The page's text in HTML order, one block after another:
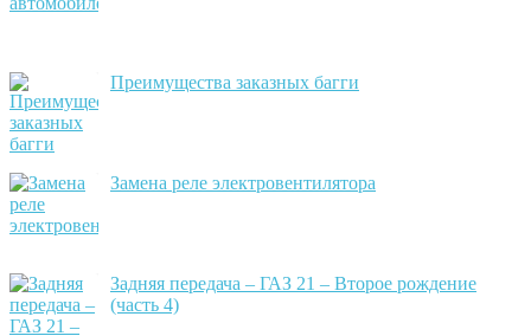
Преимущества заказных багги
Замена реле электровентилятора
Задняя передача – ГАЗ 21 – Второе рождение
(часть 4)